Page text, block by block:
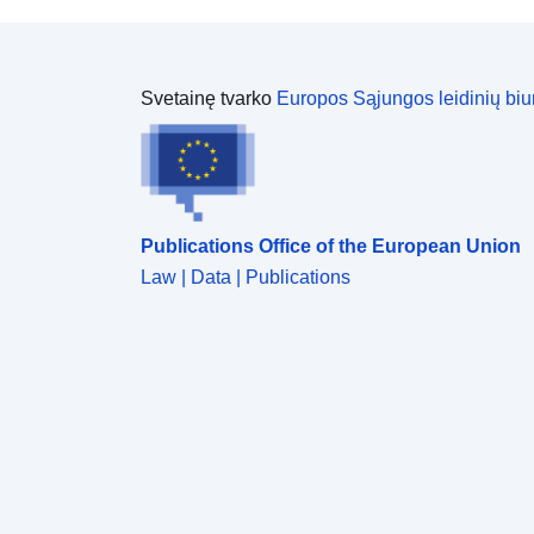
Svetainę tvarko Europos Sąjungos leidinių
Publications Office of the European Union
Law | Data | Publications